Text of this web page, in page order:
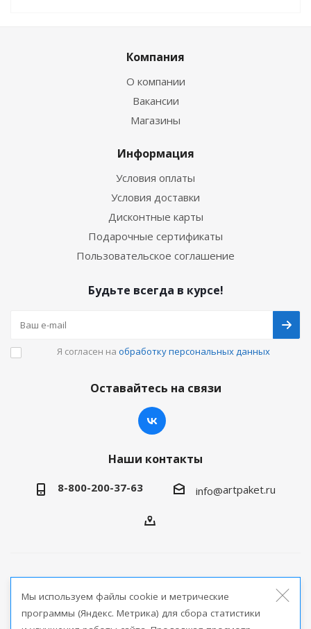
Компания
О компании
Вакансии
Магазины
Информация
Условия оплаты
Условия доставки
Дисконтные карты
Подарочные сертификаты
Пользовательское соглашение
Будьте всегда в курсе!
Я согласен на обработку персональных данных
Оставайтесь на связи
Наши контакты
8-800-200-37-63 info@artpaket.ru
продукции
Мы используем файлы cookie и метрические
программы (Яндекс. Метрика) для сбора статистики